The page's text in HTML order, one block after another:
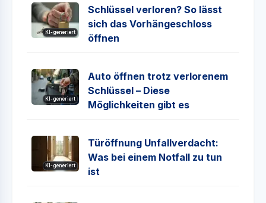
KI-generiert
Schlüssel verloren? So lässt
sich das Vorhängeschloss
öffnen
KI-generiert
Auto öffnen trotz verlorenem
Schlüssel – Diese
Möglichkeiten gibt es
KI-generiert
Türöffnung Unfallverdacht:
Was bei einem Notfall zu tun
ist